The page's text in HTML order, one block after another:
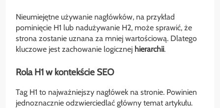
Nieumiejętne używanie nagłówków, na przykład
pominięcie H1 lub nadużywanie H2, może sprawić, że
strona zostanie uznana za mniej wartościową. Dlatego
kluczowe jest zachowanie logicznej hierarchii.
Rola H1 w kontekście SEO
Tag H1 to najważniejszy nagłówek na stronie. Powinien
jednoznacznie odzwierciedlać główny temat artykułu.